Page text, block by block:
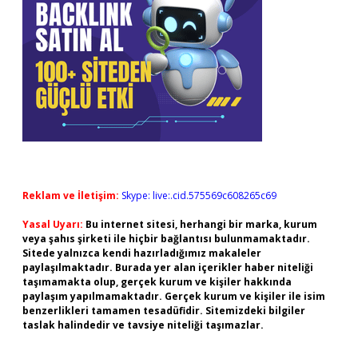
Reklam ve İletişim: Skype: live:.cid.575569c608265c69
Yasal Uyarı: Bu internet sitesi, herhangi bir marka, kurum
veya şahıs şirketi ile hiçbir bağlantısı bulunmamaktadır.
Sitede yalnızca kendi hazırladığımız makaleler
paylaşılmaktadır. Burada yer alan içerikler haber niteliği
taşımamakta olup, gerçek kurum ve kişiler hakkında
paylaşım yapılmamaktadır. Gerçek kurum ve kişiler ile isim
benzerlikleri tamamen tesadüfidir. Sitemizdeki bilgiler
taslak halindedir ve tavsiye niteliği taşımazlar.